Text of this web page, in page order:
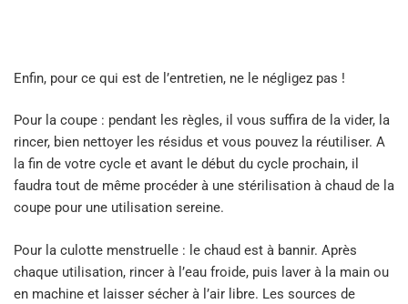
Enfin, pour ce qui est de l’entretien, ne le négligez pas !
Pour la coupe : pendant les règles, il vous suffira de la vider, la
rincer, bien nettoyer les résidus et vous pouvez la réutiliser. A
la fin de votre cycle et avant le début du cycle prochain, il
faudra tout de même procéder à une stérilisation à chaud de la
coupe pour une utilisation sereine.
Pour la culotte menstruelle : le chaud est à bannir. Après
chaque utilisation, rincer à l’eau froide, puis laver à la main ou
en machine et laisser sécher à l’air libre. Les sources de